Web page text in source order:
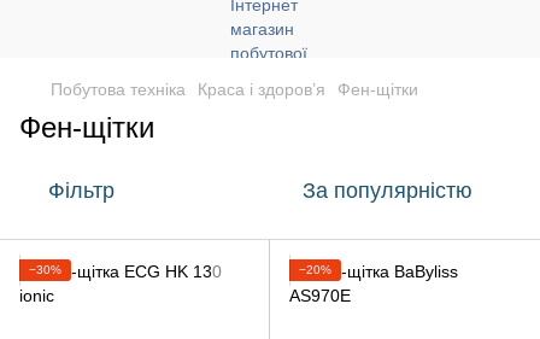
Побутова техніка Краса і здоров’я Фен-щітки
Фен-щітки
Фільтр За популярністю
−30% −20%